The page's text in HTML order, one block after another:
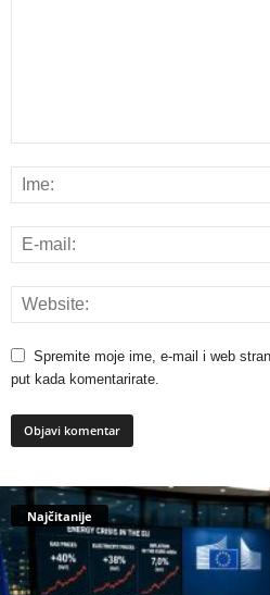
Spremite moje ime, e-mail i web
put kada komentarirate.
Najčitanije